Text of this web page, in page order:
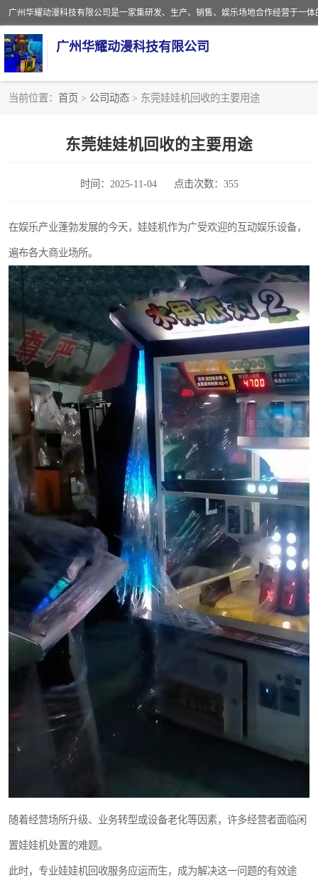
广州华耀动漫科技有限公司
当前位置： 首页 > 公司动态 > 东莞娃娃机回收的主要用途
东莞娃娃机回收的主要用途
时间：2025-11-04 点击次数：355
在娱乐产业蓬勃发展的今天，娃娃机作为广受欢迎的互动娱乐设备，
遍布各大商业场所。
随着经营场所升级、业务转型或设备老化等因素，许多经营者面临闲
置娃娃机处置的难题。
此时，专业娃娃机回收服务应运而生，成为解决这一问题的有效途
游戏厅回收